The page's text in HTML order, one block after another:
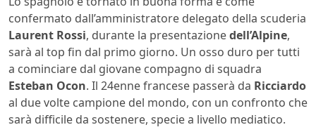
confermato dall’amministratore delegato della scuderia
Laurent Rossi, durante la presentazionedell’Alpine,
sarà al top fin dal primo giorno. Un osso duro per tutti
a cominciare dal giovane compagno di squadra
Esteban Ocon. Il 24enne francese passerà da Ricciardo
al due volte campione del mondo, con un confronto che
sarà difficile da sostenere, specie a livello mediatico.